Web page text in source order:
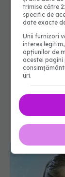
trimise către
specific de
date exacte
Unii furnizori
interes
opțiunilor de
acestei pagini
uri.